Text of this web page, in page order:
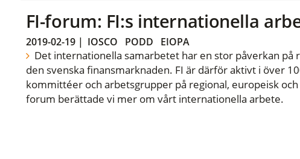
FI-forum: FI:s internationella
2019-02-19| IOSCO PODD EIOPA
Det internationella samarbetet har en stor påverkan på
den svenska finansmarknaden. FI är därför aktivt i över
kommittéer och arbetsgrupper på regional, europeisk och
forum berättade vi mer om vårt internationella arbete.